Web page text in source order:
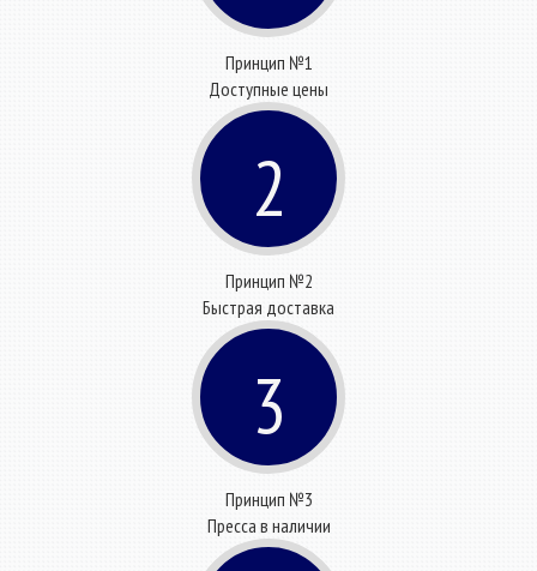
Принцип №1
Доступные цены
2
Принцип №2
Быстрая доставка
3
Принцип №3
Пресса в наличии